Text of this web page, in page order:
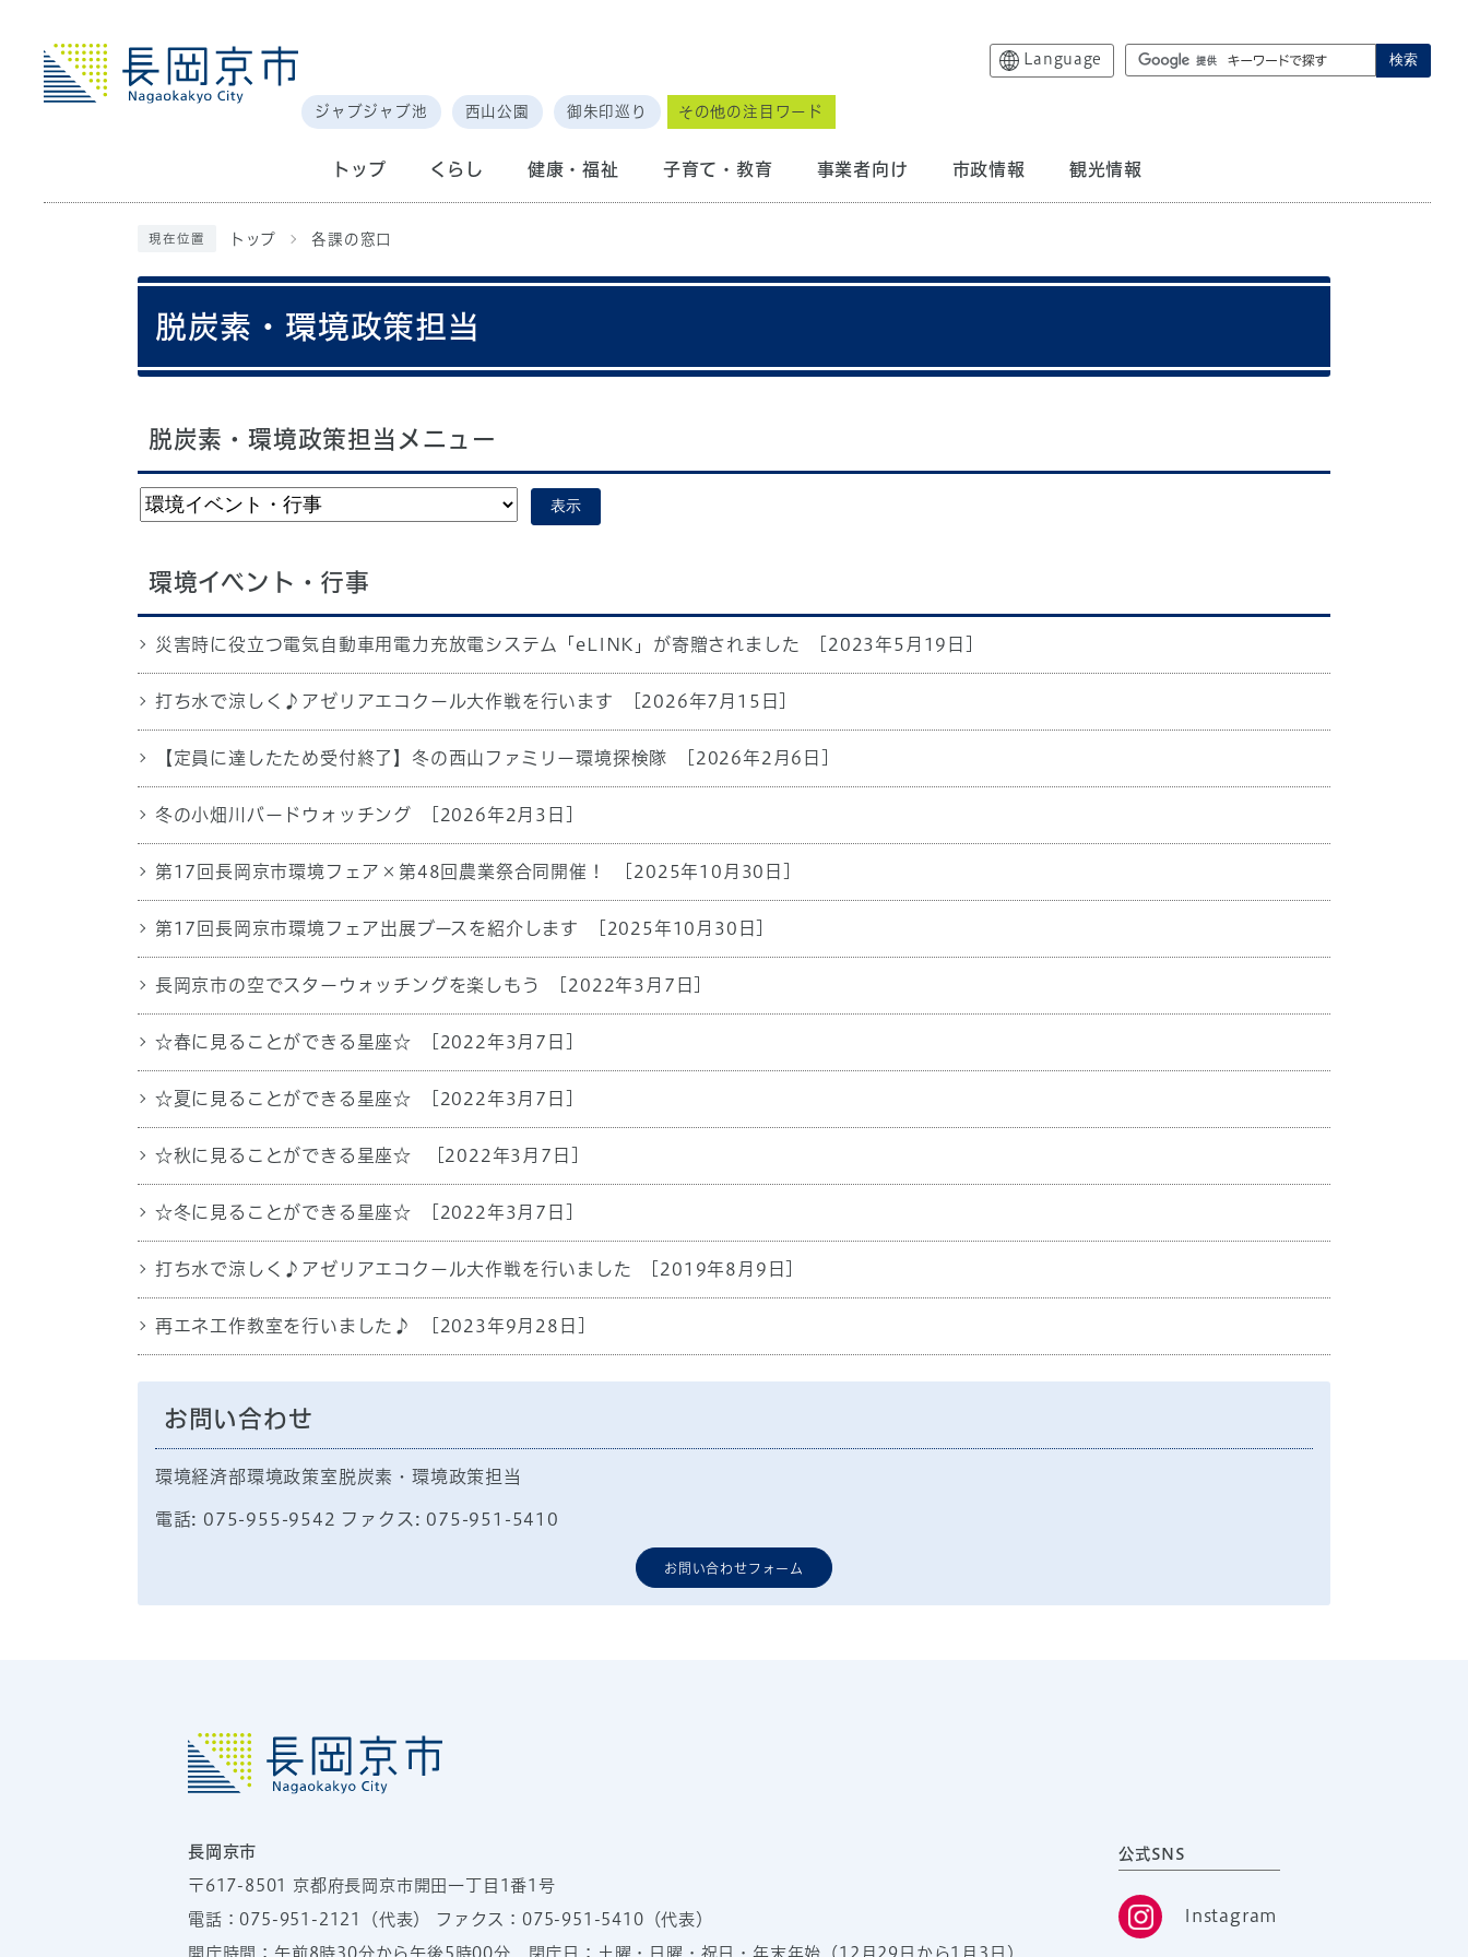
Language 検索
ジャブジャブ池 西山公園 御朱印巡り その他の注目ワード
トップ くらし 健康・福祉 子育て・教育 事業者向け 市政情報 観光情報
現在位置 トップ 各課の窓口
脱炭素・環境政策担当
脱炭素・環境政策担当メニュー
表示
環境イベント・行事
災害時に役立つ電気自動車用電力充放電システム「eLINK」が寄贈されました [2023年5月19日]
打ち水で涼しく♪アゼリアエコクール大作戦を行います [2026年7月15日]
【定員に達したため受付終了】冬の西山ファミリー環境探検隊 [2026年2月6日]
冬の小畑川バードウォッチング [2026年2月3日]
第17回長岡京市環境フェア×第48回農業祭合同開催！ [2025年10月30日]
第17回長岡京市環境フェア出展ブースを紹介します [2025年10月30日]
長岡京市の空でスターウォッチングを楽しもう [2022年3月7日]
☆春に見ることができる星座☆ [2022年3月7日]
☆夏に見ることができる星座☆ [2022年3月7日]
☆秋に見ることができる星座☆ [2022年3月7日]
☆冬に見ることができる星座☆ [2022年3月7日]
打ち水で涼しく♪アゼリアエコクール大作戦を行いました [2019年8月9日]
再エネ工作教室を行いました♪ [2023年9月28日]
お問い合わせ
環境経済部環境政策室脱炭素・環境政策担当
電話: 075-955-9542 ファクス: 075-951-5410
お問い合わせフォーム
長岡京市
〒617-8501 京都府長岡京市開田一丁目1番1号
電話：075-951-2121 （代表） ファクス：075-951-5410（代表）
開庁時間：午前8時30分から午後5時00分 閉庁日：土曜・日曜・祝日・年末年始（12月29日から1月3日）
公式SNS
Instagram